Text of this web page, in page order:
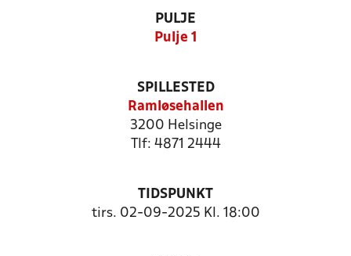
PULJE
Pulje 1
SPILLESTED
Ramløsehallen
3200 Helsinge
Tlf: 4871 2444
TIDSPUNKT
tirs. 02-09-2025 Kl. 18:00